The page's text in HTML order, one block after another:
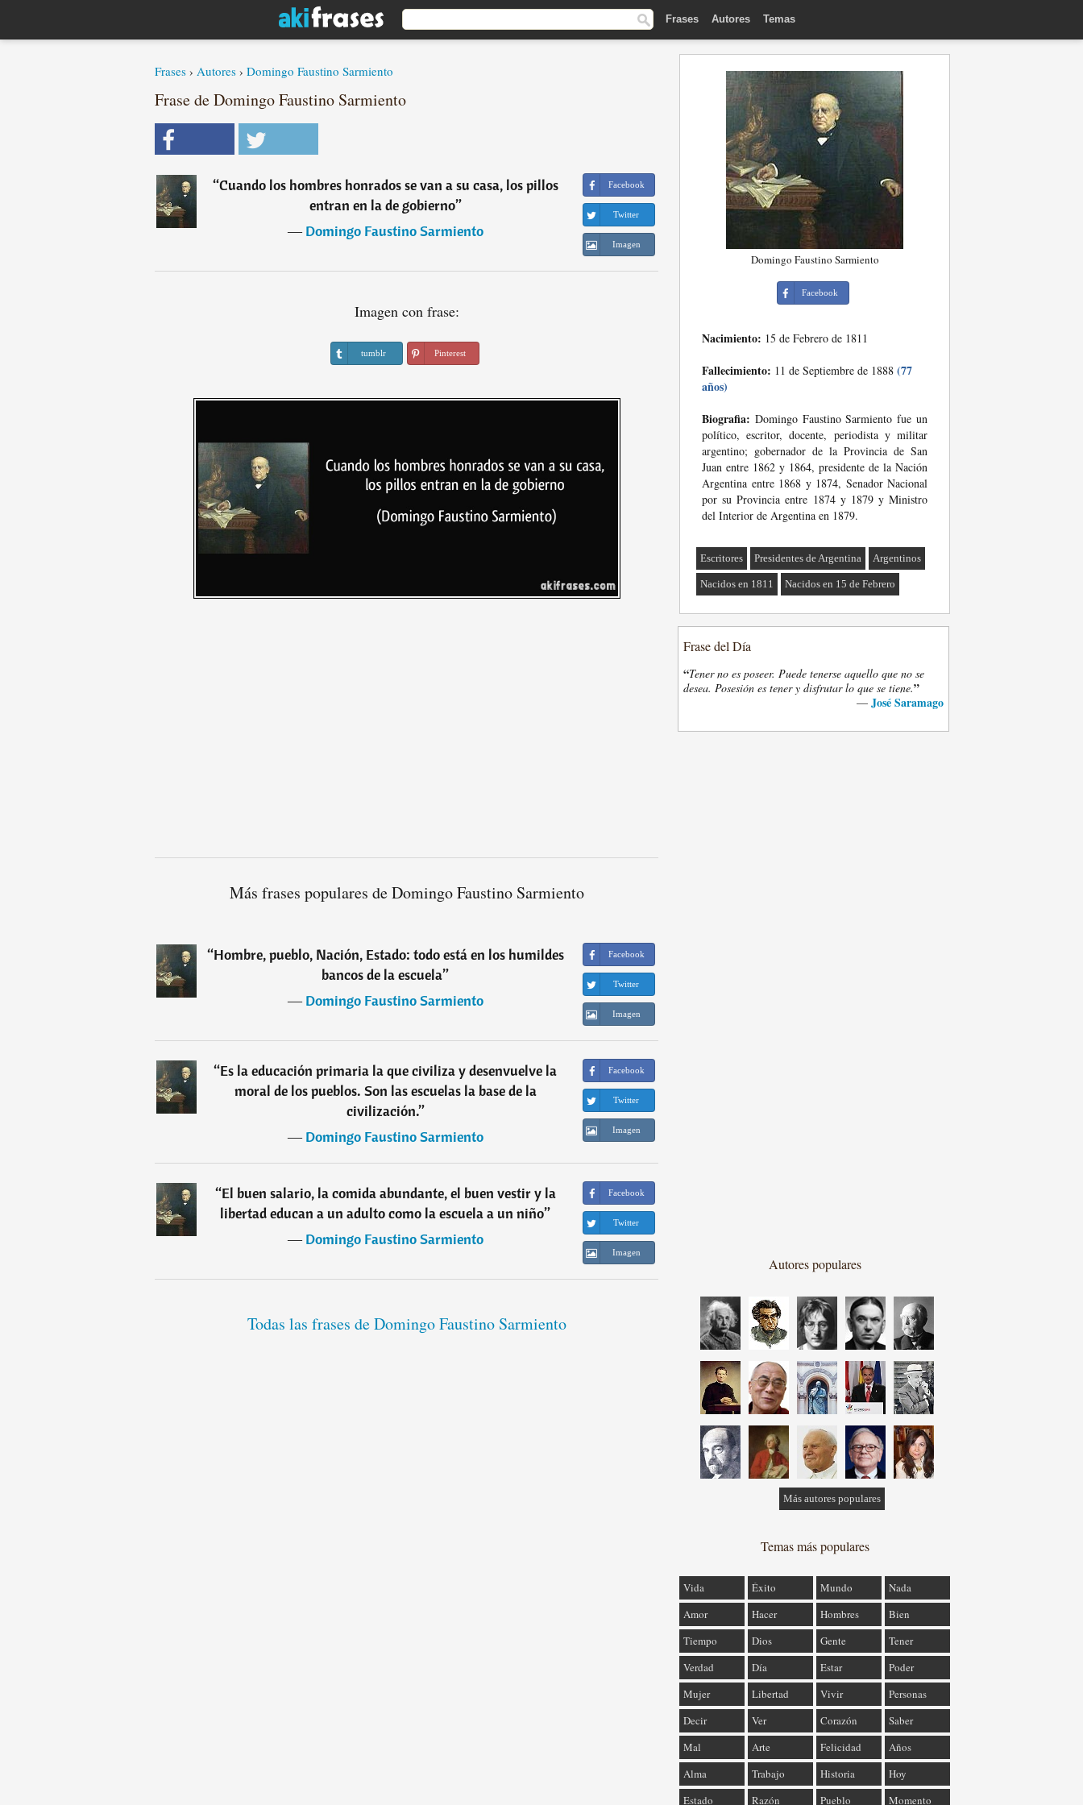
Frases Autores Temas
Frases › Autores › Domingo Faustino Sarmiento
Frase de Domingo Faustino Sarmiento
“Cuando los hombres honrados se van a su casa, los pillos
entran en la de gobierno”
―Domingo Faustino Sarmiento
Facebook
Twitter
Imagen
Imagen con frase:
tumblr Pinterest
Más frases populares de Domingo Faustino Sarmiento
“Hombre, pueblo, Nación, Estado: todo está en los humildes
bancos de la escuela”
―Domingo Faustino Sarmiento
Facebook
Twitter
Imagen
“Es la educación primaria la que civiliza y desenvuelve la
moral de los pueblos. Son las escuelas la base de la
civilización.”
―Domingo Faustino Sarmiento
Facebook
Twitter
Imagen
“El buen salario, la comida abundante, el buen vestir y la
libertad educan a un adulto como la escuela a un niño”
―Domingo Faustino Sarmiento
Facebook
Twitter
Imagen
Todas las frases de Domingo Faustino Sarmiento
Domingo Faustino Sarmiento
Facebook
Nacimiento: 15 de Febrero de 1811
Fallecimiento: 11 de Septiembre de 1888 (77
años)
Biografia: Domingo Faustino Sarmiento fue un
político, escritor, docente, periodista y militar
argentino; gobernador de la Provincia de San
Juan entre 1862 y 1864, presidente de la Nación
Argentina entre 1868 y 1874, Senador Nacional
por su Provincia entre 1874 y 1879 y Ministro
del Interior de Argentina en 1879.
Escritores Presidentes de Argentina Argentinos
Nacidos en 1811 Nacidos en 15 de Febrero
Frase del Día
“Tener no es poseer. Puede tenerse aquello que no se
desea. Posesión es tener y disfrutar lo que se tiene.”
— José Saramago
Autores populares
Más autores populares
Temas más populares
Vida Éxito Mundo
Nada
Amor
Hacer Hombres
Bien
Tiempo
Dios Gente
Tener
Verdad
Día Estar
Poder
Mujer
Libertad Vivir
Personas
Decir
Ver Corazón
Saber
Mal
Arte Felicidad
Años
Alma
Trabajo Historia
Hoy
Estado
Razón Pueblo Momento